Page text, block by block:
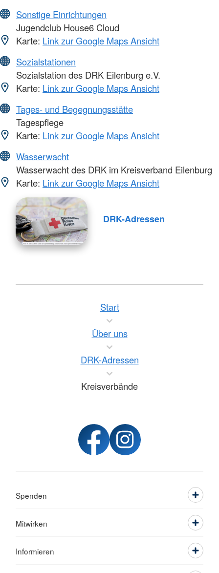
Sonstige Einrichtungen
Jugendclub House6 Cloud
Karte: Link zur Google Maps Ansicht
Sozialstationen
Sozialstation des DRK Eilenburg e.V.
Karte: Link zur Google Maps Ansicht
Tages- und Begegnungsstätte
Tagespflege
Karte: Link zur Google Maps Ansicht
Wasserwacht
Wasserwacht des DRK im Kreisverband Eilenburg
Karte: Link zur Google Maps Ansicht
DRK-Adressen
Start
Über uns
DRK-Adressen
Kreisverbände
Spenden
Mitwirken
Informieren